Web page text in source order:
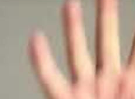
mindestens 20
technischen
Wochenstunden
Mit einem
5-jährigen
nachdem Sie eine3-
facheinschlägige